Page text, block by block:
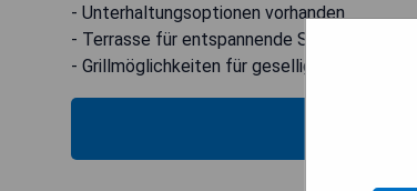
- Unterhaltungsoptionen vorhanden
- Terrasse für entspannende Stunden
- Grillmöglichkeiten für gesellige Abende